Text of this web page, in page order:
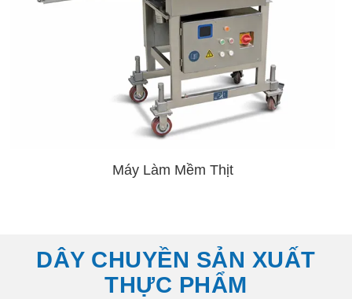
Máy Làm Mềm Thịt
DÂY CHUYỀN SẢN XUẤT
THỰC PHẨM